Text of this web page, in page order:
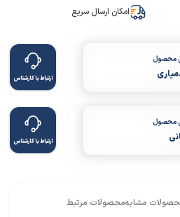
امکان ارسال سریع
محصول
ارتباط با کارشناس
محصول
ارتباط با کارشناس
مشابهمحصولات مرتبط